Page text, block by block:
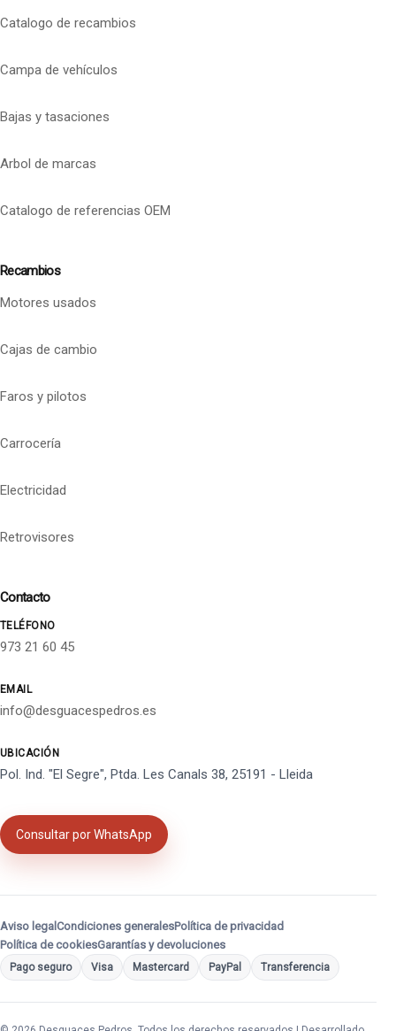
Catalogo de recambios
Campa de vehículos
Bajas y tasaciones
Arbol de marcas
Catalogo de referencias OEM
Recambios
Motores usados
Cajas de cambio
Faros y pilotos
Carrocería
Electricidad
Retrovisores
Contacto
TELÉFONO
973 21 60 45
EMAIL
info@desguacespedros.es
UBICACIÓN
Pol. Ind. "El Segre", Ptda. Les Canals 38, 25191 - Lleida
Consultar por WhatsApp
Aviso legal Condiciones generalesPolítica de privacidad
Política de cookiesGarantías y devoluciones
Pago seguro Visa Mastercard PayPal Transferencia